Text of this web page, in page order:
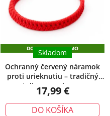
hviezdičiek.
DOPRAVA ZADARMO
Ochranný červený náramok
proti urieknutiu – tradičný
talizman ochrany
Skladom
17,99 €
DO KOŠÍKA